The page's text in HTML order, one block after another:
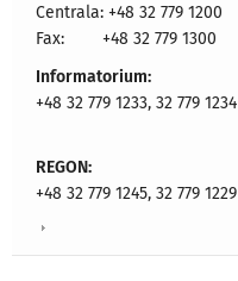
Centrala: +48 32 779 1200
Fax:
+48 32 779 1300
Informatorium:
+48 32 779 1233, 32 779 1234
REGON:
+48 32 779 1245, 32 779 1229